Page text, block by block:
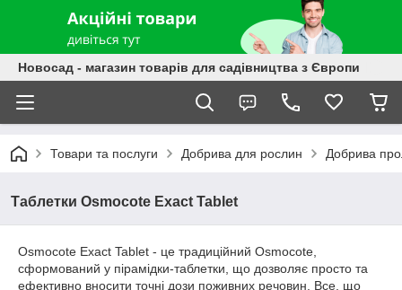
Новосад - магазин товарів для садівництва з Європи
Товари та послуги Добрива для рослин Добрива
Таблетки Osmocote Exact Tablet
Osmocote Exact Tablet - це традиційний Osmocote,
сформований у пірамідки-таблетки, що дозволяє просто та
ефективно вносити точні дози поживних речовин. Все, що